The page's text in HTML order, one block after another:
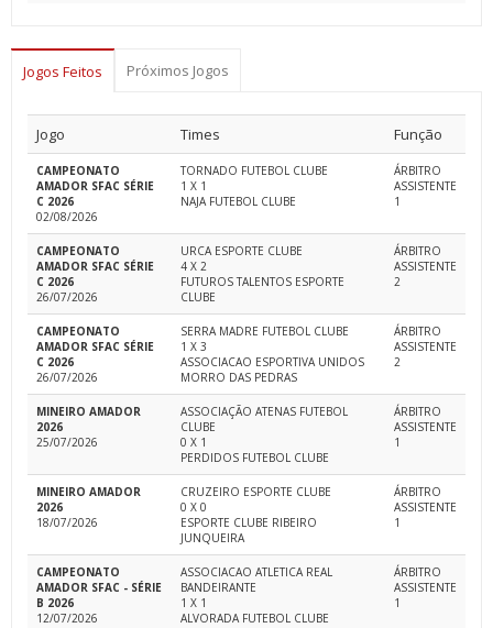
Jogos Feitos Próximos Jogos
Jogo Times Função
CAMPEONATO
AMADOR SFAC SÉRIE
C 2026
02/08/2026
TORNADO FUTEBOL CLUBE
1 X 1
NAJA FUTEBOL CLUBE
ÁRBITRO
ASSISTENTE
1
CAMPEONATO
AMADOR SFAC SÉRIE
C 2026
26/07/2026
URCA ESPORTE CLUBE
4 X 2
FUTUROS TALENTOS ESPORTE
CLUBE
ÁRBITRO
ASSISTENTE
2
CAMPEONATO
AMADOR SFAC SÉRIE
C 2026
26/07/2026
SERRA MADRE FUTEBOL CLUBE
1 X 3
ASSOCIACAO ESPORTIVA UNIDOS
MORRO DAS PEDRAS
ÁRBITRO
ASSISTENTE
2
MINEIRO AMADOR
2026
25/07/2026
ASSOCIAÇÃO ATENAS FUTEBOL
CLUBE
0 X 1
PERDIDOS FUTEBOL CLUBE
ÁRBITRO
ASSISTENTE
1
MINEIRO AMADOR
2026
18/07/2026
CRUZEIRO ESPORTE CLUBE
0 X 0
ESPORTE CLUBE RIBEIRO
JUNQUEIRA
ÁRBITRO
ASSISTENTE
1
CAMPEONATO
AMADOR SFAC - SÉRIE
B 2026
12/07/2026
ASSOCIACAO ATLETICA REAL
BANDEIRANTE
1 X 1
ALVORADA FUTEBOL CLUBE
ÁRBITRO
ASSISTENTE
1